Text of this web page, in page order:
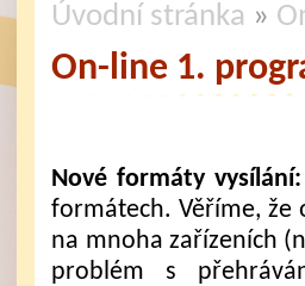
Úvodní stránka »
On-line 1.
Nové formáty vysílání:
formátech. Věříme, že
na mnoha zařízeních
problém s